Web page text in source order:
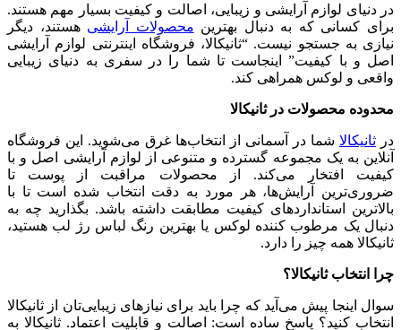
در دنیای لوازم آرایشی و زیبایی، اصالت و کیفیت بسیار مهم هستند.
برای کسانی که به دنبال بهترین محصولات آرایشی هستند، دیگر
نیازی به جستجو نیست. “ثانیکالا، فروشگاه اینترنتی لوازم آرایشی
اصل و با کیفیت” اینجاست تا شما را در سفری به دنیای زیبایی
واقعی و لوکس همراهی کند.
محدوده محصولات در ثانیکالا
در ثانیکالا شما در آسمانی از انتخاب‌ها غرق می‌شوید. این فروشگاه
آنلاین به یک مجموعه گسترده و متنوعی از لوازم آرایشی اصل و با
کیفیت افتخار می‌کند. از محصولات مراقبت از پوست تا
ضروری‌ترین آرایش‌ها، هر مورد به دقت انتخاب شده است تا با
بالاترین استانداردهای کیفیت مطابقت داشته باشد. بگذارید چه به
دنبال یک مرطوب کننده لوکس یا بهترین رنگ لباس رژ لب هستید،
ثانیکالا همه چیز را دارد.
چرا انتخاب ثانیکالا؟
سوال اینجا پیش می‌آید که چرا باید برای نیازهای زیبایی‌تان از ثانیکالا
انتخاب کنید؟ پاسخ ساده است: اصالت و قابلیت اعتماد. ثانیکالا به